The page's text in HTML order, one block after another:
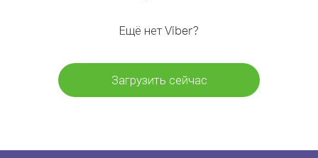
Ещё нет Viber?
Загрузить сейчас